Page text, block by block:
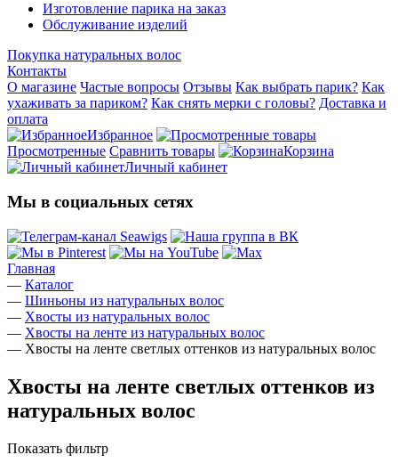
Изготовление парика на заказ
Обслуживание изделий
Покупка натуральных волос
Контакты
О магазине Частые вопросы Отзывы Как выбрать парик? Как
ухаживать за париком? Как снять мерки с головы? Доставка и
оплата
Избранное
Просмотренные Сравнить товары
Корзина
Личный кабинет
Мы в социальных сетях
Главная
— Каталог
— Шиньоны из натуральных волос
— Хвосты из натуральных волос
— Хвосты на ленте из натуральных волос
— Хвосты на ленте светлых оттенков из натуральных волос
Хвосты на ленте светлых оттенков из
натуральных волос
Показать фильтр